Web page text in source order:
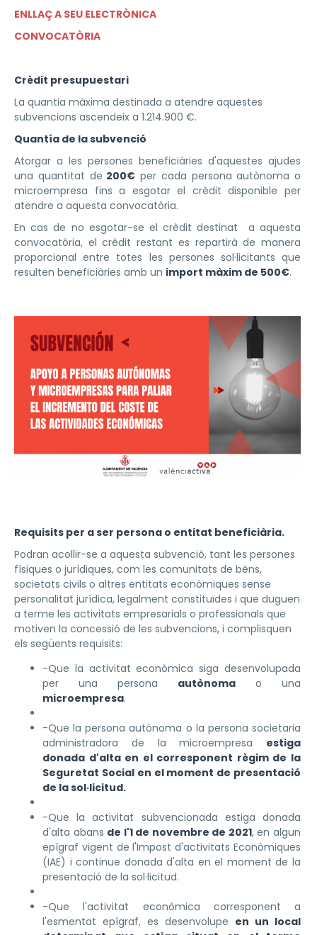
ENLLAÇ A SEU ELECTRÒNICA
CONVOCATÒRIA
Crèdit presupuestari
La quantia màxima destinada a atendre aquestes
subvencions ascendeix a 1.214.900 €.
Quantía de la subvenció
Atorgar a les persones beneficiàries d'aquestes ajudes
una quantitat de 200€ per cada persona autònoma o
microempresa fins a esgotar el crèdit disponible per
atendre a aquesta convocatòria.
En cas de no esgotar-se el crèdit destinat a aquesta
convocatòria, el crèdit restant es repartirà de manera
proporcional entre totes les persones sol·licitants que
resulten beneficiàries amb un import màxim de 500€.
Requisits per a ser persona o entitat beneficiària.
Podran acollir-se a aquesta subvenció, tant les persones
físiques o jurídiques, com les comunitats de béns,
societats civils o altres entitats econòmiques sense
personalitat jurídica, legalment constituïdes i que duguen
a terme les activitats empresarials o professionals que
motiven la concessió de les subvencions, i complisquen
els següents requisits:
-Que la activitat econòmica siga desenvolupada
per una persona autònoma o una
microempresa.
-Que la persona autònoma o la persona societaria
administradora de la microempresa estiga
donada d'alta en el corresponent règim de la
Seguretat Social en el moment de presentació
de la sol·licitud.
-Que la activitat subvencionada estiga donada
d'alta abans de l'1 de novembre de 2021, en algun
epígraf vigent de l'Impost d'activitats Econòmiques
(IAE) i continue donada d'alta en el moment de la
presentació de la sol·licitud.
-Que l'activitat econòmica corresponent a
l'esmentat epígraf, es desenvolupe en un local